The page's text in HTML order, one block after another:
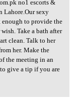
no1 escorts &
Lahore.Our sexy
to provide the
Take a bath after
clean. Talk to her
her. Make the
the meeting in an
give a tip if you are